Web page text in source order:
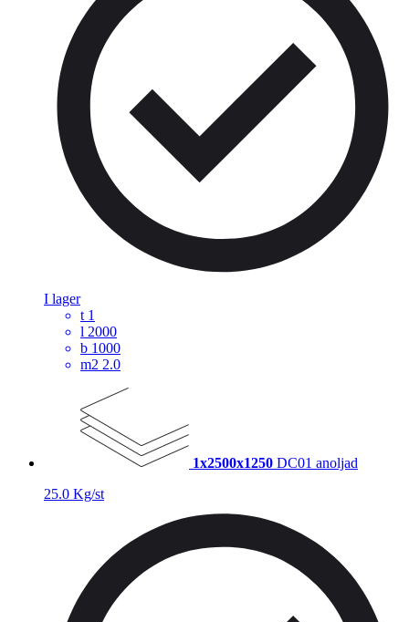
I lager
t 1
l 2000
b 1000
m2 2.0
1x2500x1250 DC01 anoljad
25.0 Kg/st